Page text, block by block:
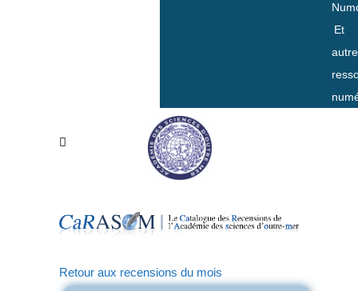
Et
Retour aux recensions du mois